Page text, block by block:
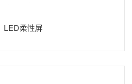
LED柔性屏